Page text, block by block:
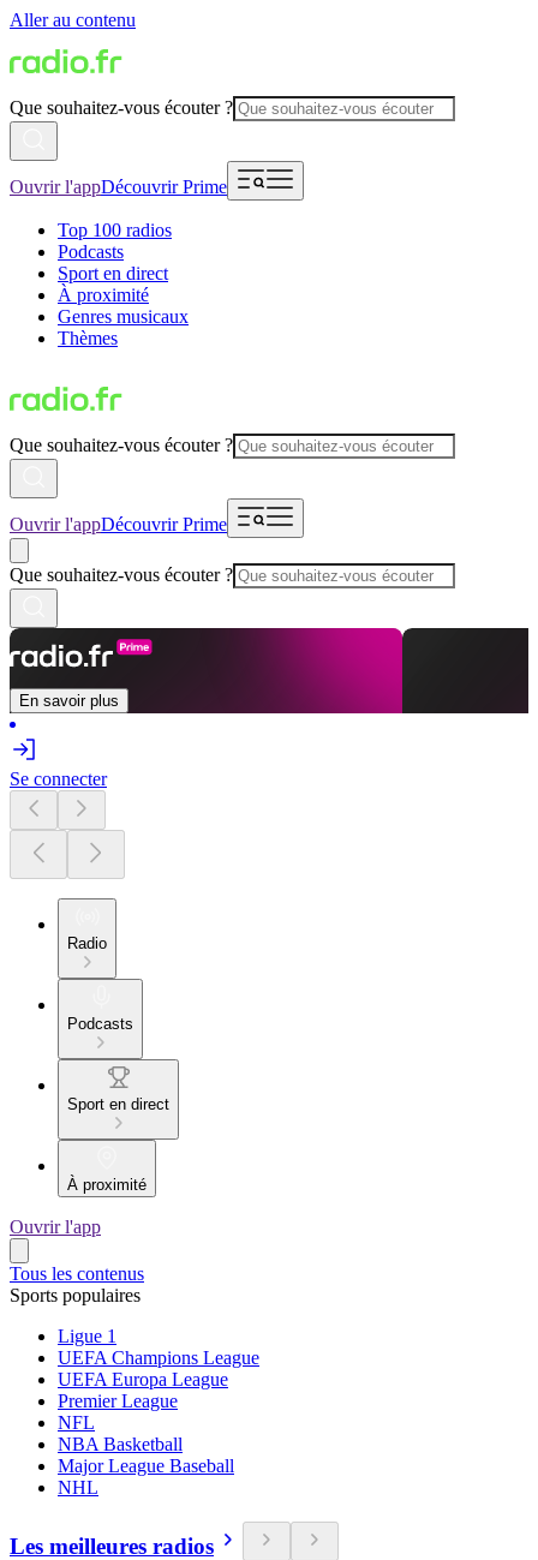
Aller au contenu
Que souhaitez-vous écouter ?
Ouvrir l'appDécouvrir Prime
Top 100 radios
Podcasts
Sport en direct
À proximité
Genres musicaux
Thèmes
Que souhaitez-vous écouter ?
Ouvrir l'appDécouvrir Prime
Que souhaitez-vous écouter ?
En savoir plus
Se connecter
Radio
Podcasts
Sport en direct
À proximité
Ouvrir l'app
Tous les contenus
Sports populaires
Ligue 1
UEFA Champions League
UEFA Europa League
Premier League
NFL
NBA Basketball
Major League Baseball
NHL
Les meilleures radios